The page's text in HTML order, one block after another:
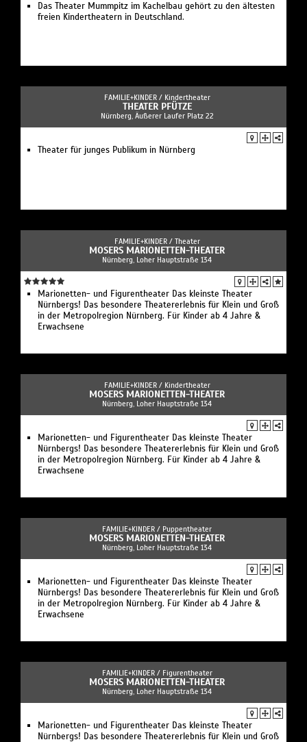
Das Theater Mummpitz im Kachelbau gehört zu den ältesten
freien Kindertheatern in Deutschland.
FAMILIE+KINDER / Kindertheater
THEATER PFÜTZE
Nürnberg, Äußerer Laufer Platz 22
Theater für junges Publikum in Nürnberg
FAMILIE+KINDER / Theater
MOSERS MARIONETTEN-THEATER
Nürnberg, Loher Hauptstraße 134
Marionetten- und Figurentheater Das kleinste Theater
Nürnbergs! Das besondere Theatererlebnis für Klein und Groß
in der Metropolregion Nürnberg. Für Kinder ab 4 Jahre &
Erwachsene
FAMILIE+KINDER / Kindertheater
MOSERS MARIONETTEN-THEATER
Nürnberg, Loher Hauptstraße 134
Marionetten- und Figurentheater Das kleinste Theater
Nürnbergs! Das besondere Theatererlebnis für Klein und Groß
in der Metropolregion Nürnberg. Für Kinder ab 4 Jahre &
Erwachsene
FAMILIE+KINDER / Puppentheater
MOSERS MARIONETTEN-THEATER
Nürnberg, Loher Hauptstraße 134
Marionetten- und Figurentheater Das kleinste Theater
Nürnbergs! Das besondere Theatererlebnis für Klein und Groß
in der Metropolregion Nürnberg. Für Kinder ab 4 Jahre &
Erwachsene
FAMILIE+KINDER / Figurentheater
MOSERS MARIONETTEN-THEATER
Nürnberg, Loher Hauptstraße 134
Marionetten- und Figurentheater Das kleinste Theater
Nürnbergs! Das besondere Theatererlebnis für Klein und Groß